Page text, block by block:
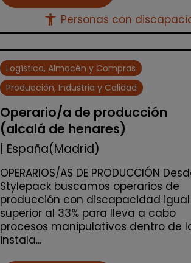
accessibility_new Personas con
Logística, Almacén y Compras
Producción, Industria y Calidad
Operario/a de producción
(alcalá de henares)
| España(Madrid)
OPERARIOS/AS DE PRODUCCIÓN
Stylepack buscamos operarios de
producción con discapacidad
superior al 33% para lleva a cabo
procesos manipulativos dentro de
instala...